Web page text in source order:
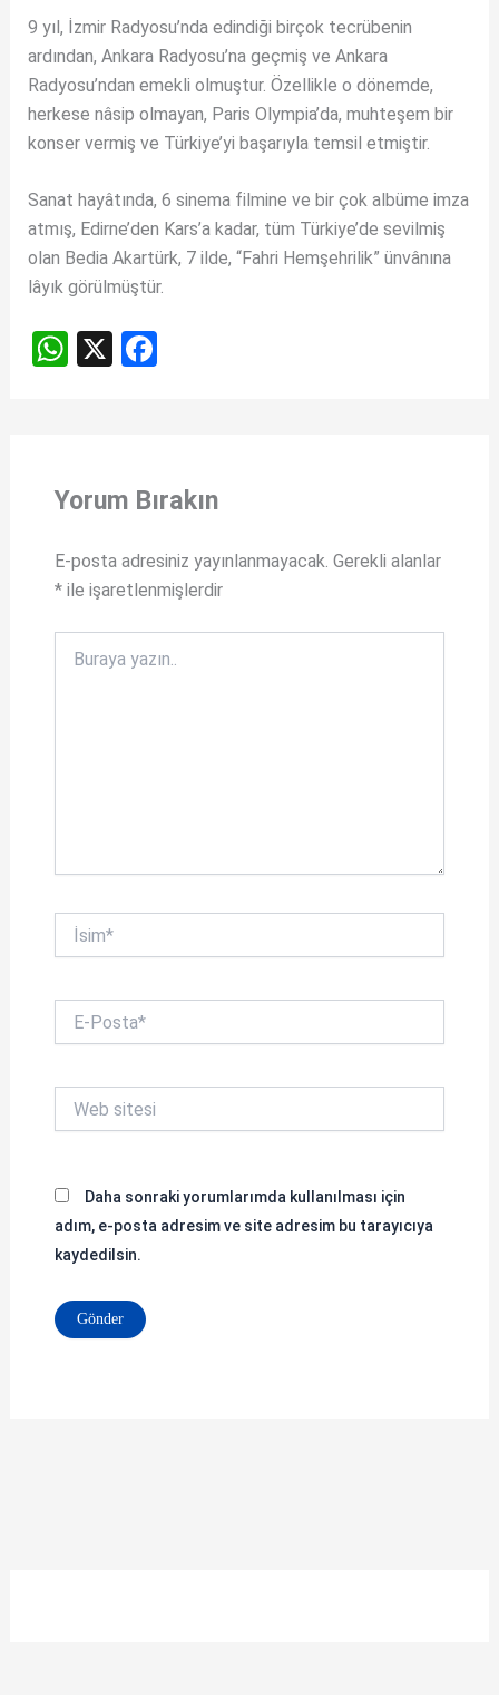
9 yıl, İzmir Radyosu’nda edindiği birçok tecrübenin
ardından, Ankara Radyosu’na geçmiş ve Ankara
Radyosu’ndan emekli olmuştur. Özellikle o dönemde,
herkese nâsip olmayan, Paris Olympia’da, muhteşem bir
konser vermiş ve Türkiye’yi başarıyla temsil etmiştir.
Sanat hayâtında, 6 sinema filmine ve bir çok albüme imza
atmış, Edirne’den Kars’a kadar, tüm Türkiye’de sevilmiş
olan Bedia Akartürk, 7 ilde, “Fahri Hemşehrilik” ünvânına
lâyık görülmüştür.
W
A
p
X F
o
k
Yorum Bırakın
E-posta adresiniz yayınlanmayacak. Gerekli alanlar
*ile işaretlenmişlerdir
yazın..
İsim*
Posta*
sitesi
Daha sonraki yorumlarımda kullanılması için
adım, e-posta adresim ve site adresim bu tarayıcıya
kaydedilsin.